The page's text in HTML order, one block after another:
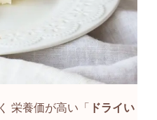
栄養価が高い「
ドライい